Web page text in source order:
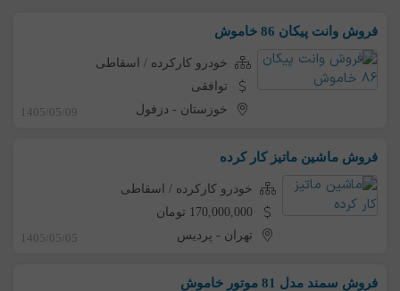
فروش وانت پیکان 86 خاموش
خودرو کارکرده / اسقاطی
توافقی
خوزستان - دزفول 1405/05/09
فروش ماشین ماتیز کار کرده
خودرو کارکرده / اسقاطی
170,000,000 تومان
تهران - پردیس 1405/05/05
فروش سمند مدل 81 موتور خاموش